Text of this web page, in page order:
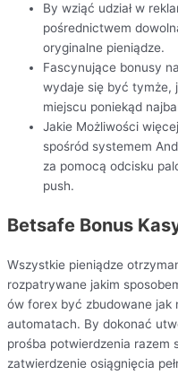
By wziąć udział w
pośrednictwem
oryginalne pieniądze.
Fascynujące bonusy
wydaje się być tymże,
miejscu poniekąd
Jakie Możliwości
spośród systemem
za pomocą odcisku
push.
Betsafe Bonus
Wszystkie pieniądze
rozpatrywane jakim
ów forex być zbudowane jak
automatach. By dokonać
prośba potwierdzenia razem
zatwierdzenie osiągnięcia